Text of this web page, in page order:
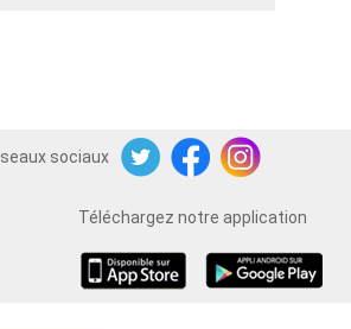
sociaux
TwitterFacebookInstagram
Téléchargez notre application